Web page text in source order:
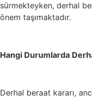
sürmekteyken, derhal
önem taşımaktadır.
Hangi Durumlarda
Derhal beraat kararı,